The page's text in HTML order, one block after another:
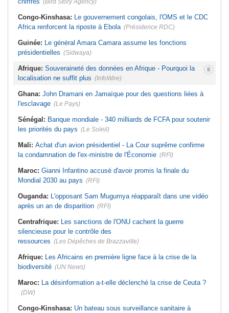
(Bird Story Agency)
Congo-Kinshasa: Le gouvernement congolais, l'OMS et le CDC
Africa renforcent la riposte à Ebola (Présidence RDC)
Guinée: Le général Amara Camara assume les fonctions
présidentielles (Sidwaya)
Afrique: Souveraineté des données en Afrique - Pourquoi la
localisation ne suffit plus (InfoWire)
Ghana: John Dramani en Jamaïque pour des questions liées à
l'esclavage (Le Pays)
Sénégal: Banque mondiale - 340 milliards de FCFA pour soutenir
les priorités du pays (Le Soleil)
Mali: Achat d'un avion présidentiel - La Cour suprême confirme
la condamnation de l'ex-ministre de l'Économie (RFI)
Maroc: Gianni Infantino accusé d'avoir promis la finale du
Mondial 2030 au pays (RFI)
Ouganda: L'opposant Sam Mugumya réapparaît dans une vidéo
après un an de disparition (RFI)
Centrafrique: Les sanctions de l'ONU cachent la guerre
silencieuse pour le contrôle des
ressources (Les Dépêches de Brazzaville)
Afrique: Les Africains en première ligne face à la crise de la
biodiversité (UN News)
Maroc: La désinformation a-t-elle déclenché la crise de Ceuta ?
(DW)
Congo-Kinshasa: Un bateau sous surveillance sanitaire à